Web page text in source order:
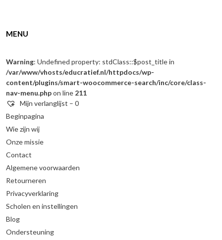
MENU
Warning: Undefined property: stdClass::$post_title in
/var/www/vhosts/educratief.nl/httpdocs/wp-
content/plugins/smart-woocommerce-search/inc/core/class-
nav-menu.phpon line 211
Mijn verlanglijst – 0
Beginpagina
Wie zijn wij
Onze missie
Contact
Algemene voorwaarden
Retourneren
Privacyverklaring
Scholen en instellingen
Blog
Ondersteuning